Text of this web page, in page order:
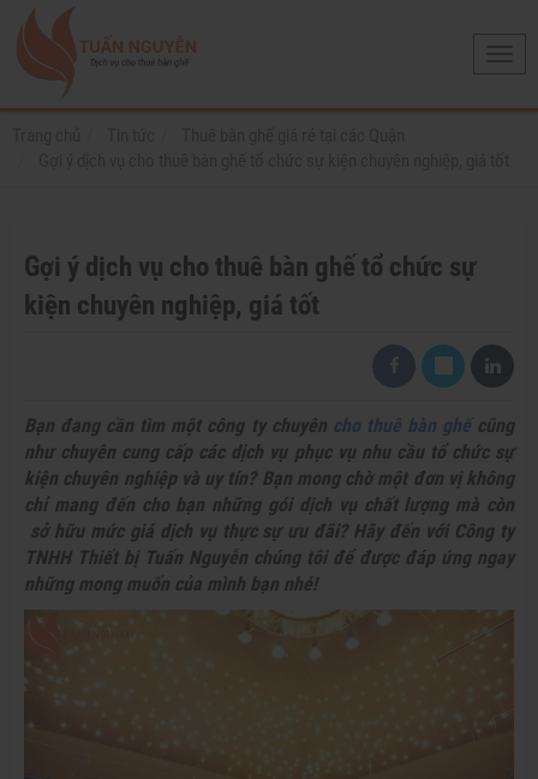
Gợi ý dịch vụ cho thuê bàn ghế tổ chức sự
kiện chuyên nghiệp, giá tốt
Bạn đang cần tìm một công ty chuyên cho thuê bàn ghếcũng
như chuyên cung cấp các dịch vụ phục vụ nhu cầu tổ chức sự
kiện chuyên nghiệp và uy tín? Bạn mong chờ một đơn vị không
chỉ mang đến cho bạn những gói dịch vụ chất lượng mà còn
sở hữu mức giá dịch vụ thực sự ưu đãi? Hãy đến với Công ty
TNHH Thiết bị Tuấn Nguyễn chúng tôi để được đáp ứng ngay
những mong muốn của mình bạn nhé!